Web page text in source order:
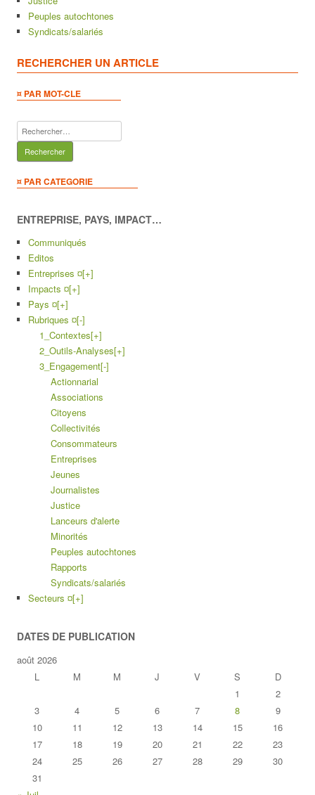
Peuples autochtones
Syndicats/salariés
RECHERCHER UN ARTICLE
¤ PAR MOT-CLE
Rechercher :
¤ PAR CATEGORIE
ENTREPRISE, PAYS, IMPACT…
Communiqués
Editos
Entreprises ¤[+]
Impacts ¤[+]
Pays ¤[+]
Rubriques ¤[-]
1_Contextes[+]
2_Outils-Analyses[+]
3_Engagement[-]
Actionnarial
Associations
Citoyens
Collectivités
Consommateurs
Entreprises
Jeunes
Journalistes
Justice
Lanceurs d'alerte
Minorités
Peuples autochtones
Rapports
Syndicats/salariés
Secteurs ¤[+]
DATES DE PUBLICATION
août 2026
L
M M J V S
D
1
2
3
4 5 6 7 8
9
10
11 12 13 14 15
16
17
18 19 20 21 22
23
24
25 26 27 28 29
30
31